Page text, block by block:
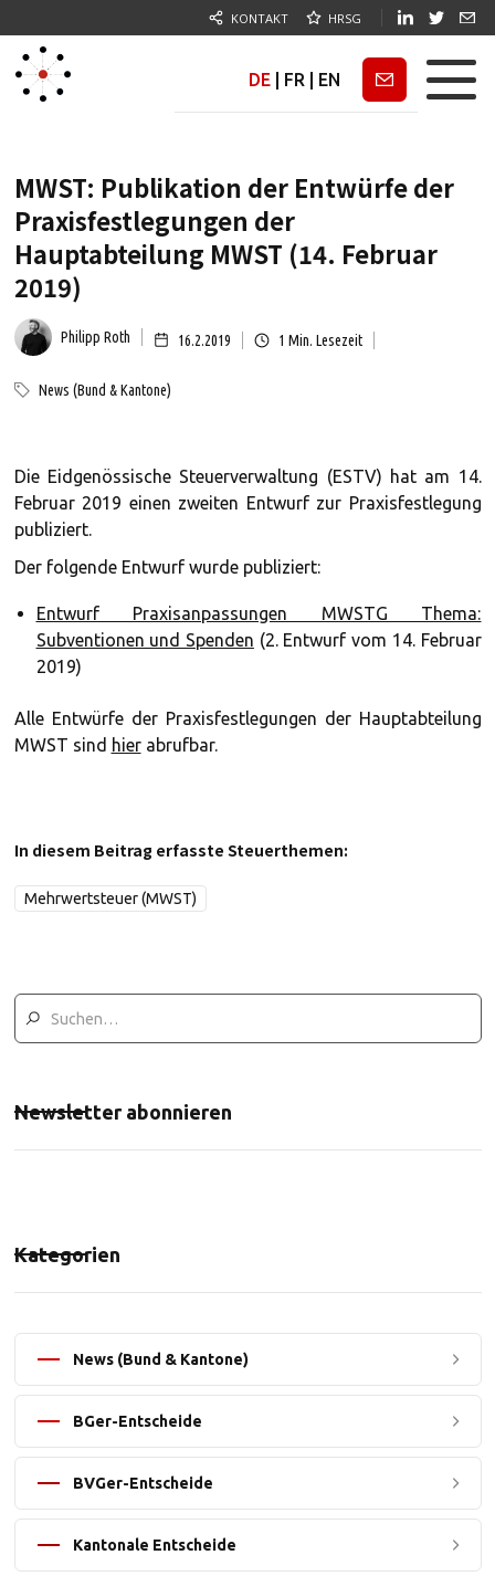
KONTAKT HRSG
DE FR EN Newsletter
MWST: Publikation der Entwürfe der
Praxisfestlegungen der
Hauptabteilung MWST (14. Februar
2019)
Philipp Roth 16.2.2019 1 Min. Lesezeit
News (Bund & Kantone)
Die Eidgenössische Steuerverwaltung (ESTV) hat am 14.
Februar 2019 einen zweiten Entwurf zur Praxisfestlegung
publiziert.
Der folgende Entwurf wurde publiziert:
Entwurf Praxisanpassungen MWSTG Thema:
Subventionen und Spenden (2. Entwurf vom 14. Februar
2019)
Alle Entwürfe der Praxisfestlegungen der Hauptabteilung
MWST sind hierabrufbar.
In diesem Beitrag erfasste Steuerthemen:
Mehrwertsteuer (MWST)
Newsletter abonnieren
Kategorien
News (Bund & Kantone)
BGer-Entscheide
BVGer-Entscheide
Kantonale Entscheide